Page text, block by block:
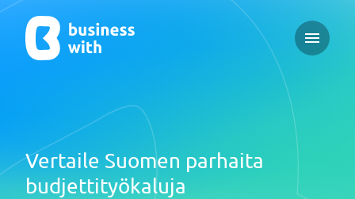
Open
Vertaile Suomen parhaita
budjettityökaluja